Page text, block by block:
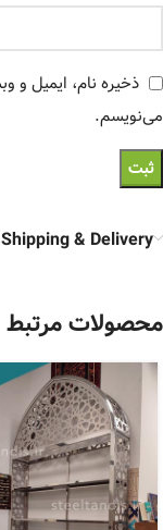
ذخیره نام، ایمیل و
می‌نویسم.
Shipping & Delivery
محصولات مرتبط